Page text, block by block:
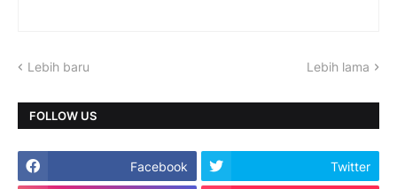
Lebih baru Lebih lama
FOLLOW US
Facebook Twitter